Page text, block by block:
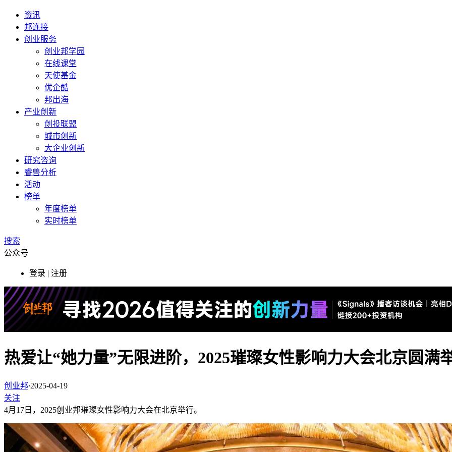
资讯
邦连接
创业服务
创业邦学园
在线课堂
天使基金
优企酷
邦出海
产业创新
创投联盟
城市创新
大企业创新
研究咨询
睿兽分析
活动
榜单
年度榜单
实时榜单
搜索
公众号
登录 | 注册
热爱让“她力量”无限进阶，2025璀璨女性影响力大会北京圆满
创业邦·2025-04-19
关注
4月17日，2025创业邦璀璨女性影响力大会在北京举行。